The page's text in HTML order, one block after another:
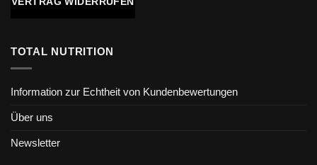
TOTAL NUTRITION
Information zur Echtheit von Kundenbewertungen
Über uns
Newsletter